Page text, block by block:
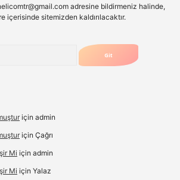
adresine bildirmeniz halinde,
içerisinde sitemizden kaldırılacaktır.
için admin
için Çağrı
Mi için admin
Mi için Yalaz